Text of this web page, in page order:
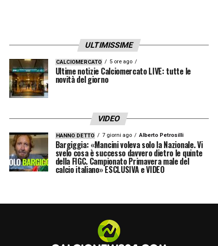
ULTIMISSIME
CALCIOMERCATO 5 ore ago
Ultime notizie Calciomercato LIVE: tutte le
novità del giorno
VIDEO
HANNO DETTO 7 giorni ago Alberto Petrosilli
Bargiggia: «Mancini voleva solo la Nazionale. Vi
svelo cosa è successo davvero dietro le quinte
della FIGC. Campionato Primavera male del
calcio italiano» ESCLUSIVA e VIDEO